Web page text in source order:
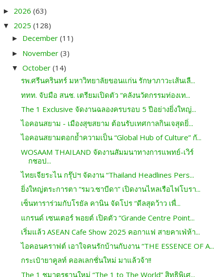
► 2026 (63)
▼ 2025 (128)
► December (11)
► November (3)
▼ October (14)
รพ.ศรีนครินทร์ มหาวิทยาลัยขอนแก่น รักษาภาวะเส้นเลื...
ททท. จับมือ สนช. เตรียมเปิดตัว “คลังนวัตกรรมท่องเท...
The 1 Exclusive จัดงานฉลองครบรอบ 5 ปีอย่างยิ่งใหญ่...
ไอคอนสยาม - เมืองสุขสยาม ต้อนรับเทศกาลกินเจสุดยิ่...
ไอคอนสยามตอกย้ำความเป็น “Global Hub of Culture” กั...
WOSAAM THAILAND จัดงานสัมมนาทางการแพทย์​-เวิร์
กชอป...
ไทยเจียระไน กรุ๊ปฯ จัดงาน “Thailand Headlines Pers...
ยิ่งใหญ่ตระการตา “รมว.ซาบีดา” เปิดงานไหลเรือไฟโบรา...
เซ็นทาราร่วมกับโรยัล คานิน จัดโปร “ดีลสุดว้าว เพื่...
แกรนด์ เซนเตอร์ พอยต์ เปิดตัว “Grande Centre Point...
เริ่มแล้ว ASEAN Cafe Show 2025 คอกาแฟ สายคาเฟ่ห้า...
ไอคอนคราฟต์ เอาใจคนรักบ้านกับงาน “THE ESSENCE OF A...
กระเป๋ายาคูลท์ คอลเลกชั่นใหม่ มาแล้วจ้า!!
The 1 ชูมาตรฐานใหม่ “The 1 to The World” สิทธิพิเศ...